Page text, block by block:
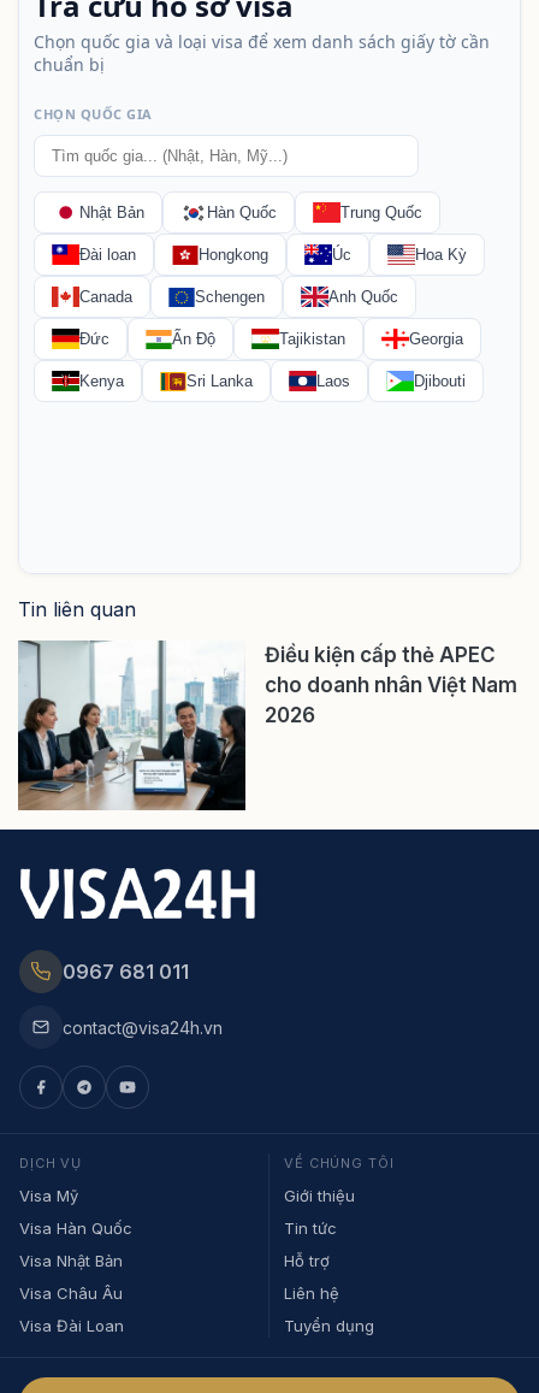
Tin liên quan
Điều kiện cấp thẻ APEC
cho doanh nhân Việt Nam
2026
0967 681 011
contact@visa24h.vn
DỊCH VỤ
Visa Mỹ
Visa Hàn Quốc
Visa Nhật Bản
Visa Châu Âu
Visa Đài Loan
VỀ CHÚNG TÔI
Giới thiệu
Tin tức
Hỗ trợ
Liên hệ
Tuyển dụng